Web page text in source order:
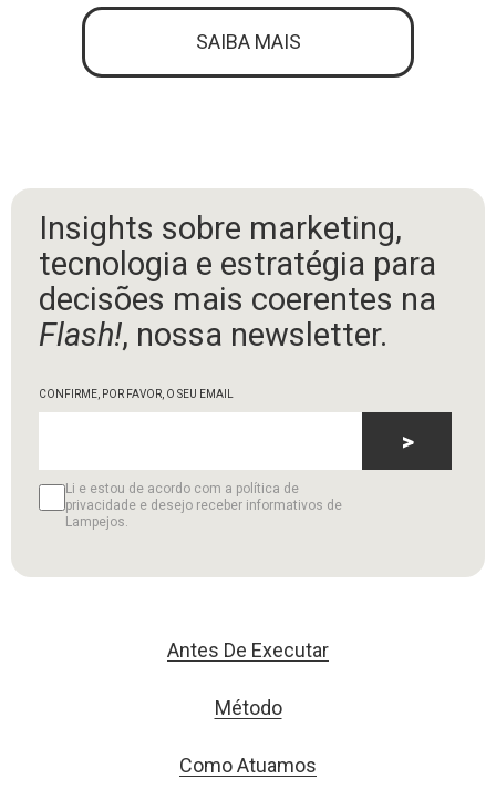
SAIBA MAIS
Insights sobre marketing,
tecnologia e estratégia para
decisões mais coerentes na
Flash!, nossa newsletter.
CONFIRME, POR FAVOR, O SEU EMAIL
Li e estou de acordo com a política de
privacidade e desejo receber informativos de
Lampejos.
>
Antes De Executar
Método
Como Atuamos